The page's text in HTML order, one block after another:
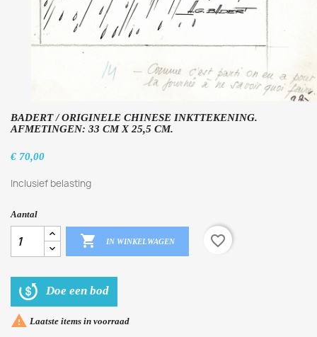
BADERT / ORIGINELE CHINESE INKTTEKENING.
AFMETINGEN: 33 CM X 25,5 CM.
€ 70,00
Inclusief belasting
Aantal
 IN WINKELWAGEN favorite_border
Doe een bod
 Laatste items in voorraad